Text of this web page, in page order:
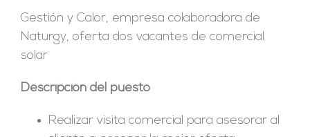
Gestión y Calor, empresa colaboradora de
Naturgy, oferta dos vacantes de comercial
solar
Descripción del puesto
Realizar visita comercial para asesorar al